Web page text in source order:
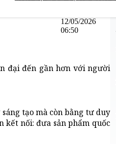
12/05/2026
06:50
đại đến gần hơn với người
tạo mà còn bằng tư duy
kết nối: đưa sản phẩm quốc